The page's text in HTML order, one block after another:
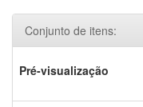
Conjunto de itens:
Pré-visualização